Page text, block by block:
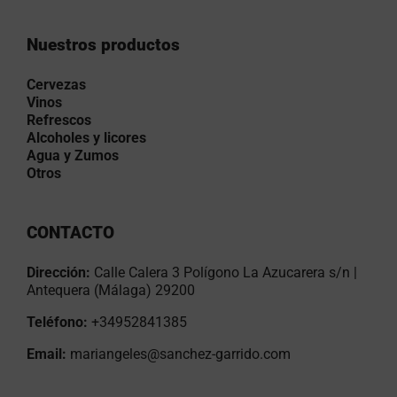
Nuestros productos
Cervezas
Vinos
Refrescos
Alcoholes y licores
Agua y Zumos
Otros
CONTACTO
Dirección: Calle Calera 3 Polígono La Azucarera s/n |
Antequera (Málaga) 29200
Teléfono: +34952841385
Email: mariangeles@sanchez-garrido.com